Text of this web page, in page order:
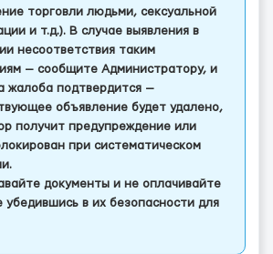
торговли людьми, сексуальной
и т.д.). В случае выявления в
несоответствия таким
— сообщите Администратору, и
жалоба подтвердится —
объявление будет удалено,
получит предупреждение или
при систематическом
документы и не оплачивайте
убедившись в их безопасности для